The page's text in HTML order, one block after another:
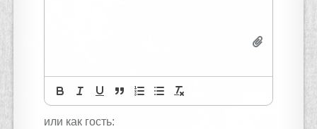
или как гость: